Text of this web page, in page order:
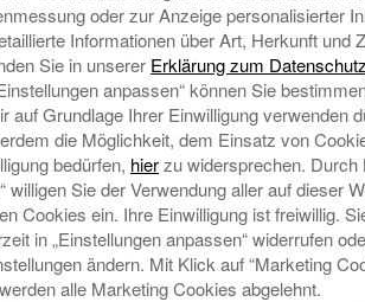
Erforderliche Felder sind mit*
oder zur Anzeige personalisierter
Informationen über Art, Herkunft und
Sie in unserer Erklärung zum Datenschutz
anpassen“ können Sie
auf Grundlage Ihrer Einwilligung verwenden
die Möglichkeit, dem Einsatz von
bedürfen, hierzu widersprechen. Durch
willigen Sie der Verwendung aller auf dieser
Cookies ein. Ihre Einwilligung ist freiwillig.
in „Einstellungen anpassen“ widerrufen
ändern. Mit Klick auf “Marketing
alle Marketing Cookies abgelehnt.